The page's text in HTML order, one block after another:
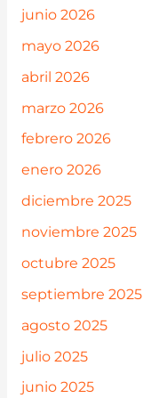
junio 2026
mayo 2026
abril 2026
marzo 2026
febrero 2026
enero 2026
diciembre 2025
noviembre 2025
octubre 2025
septiembre 2025
agosto 2025
julio 2025
junio 2025